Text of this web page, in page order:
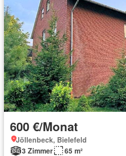
600 €/Monat
Jöllenbeck, Bielefeld
3 Zimmer
65 m²